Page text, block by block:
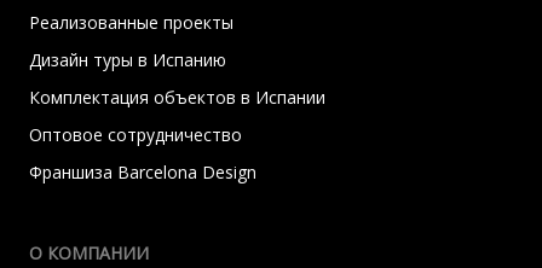
Реализованные проекты
Дизайн туры в Испанию
Комплектация объектов в Испании
Оптовое сотрудничество
Франшиза Barcelona Design
О КОМПАНИИ